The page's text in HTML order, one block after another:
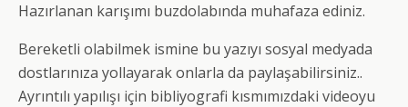
Hazırlanan karışımı buzdolabında muhafaza ediniz.
Bereketli olabilmek ismine bu yazıyı sosyal medyada
dostlarınıza yollayarak onlarla da paylaşabilirsiniz..
Ayrıntılı yapılışı için bibliyografi kısmımızdaki videoyu